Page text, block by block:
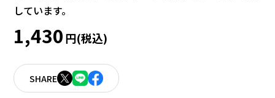
しています。
1,430円(税込)
SHARE